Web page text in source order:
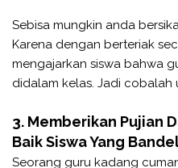
Sebisa mungkin anda
Karena dengan berteriak
mengajarkan siswa bahwa
didalam kelas. Jadi cobalah
3. Memberikan Pujian
Baik Siswa Yang
Seorang guru kadang